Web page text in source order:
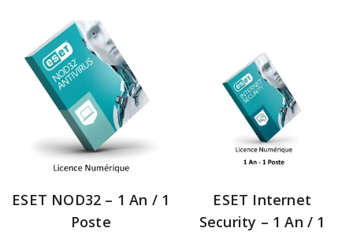
ESET NOD32 – 1 An / 1
Poste
ESET Internet
Security – 1 An / 1